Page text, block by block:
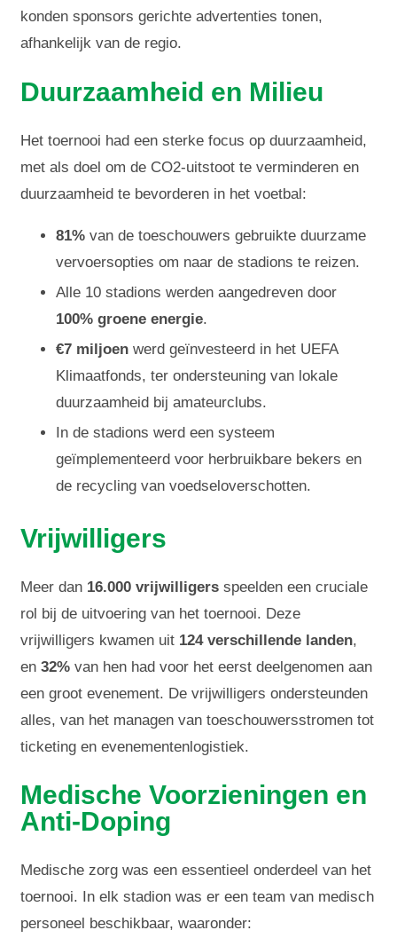
konden sponsors gerichte advertenties tonen,
afhankelijk van de regio.
Duurzaamheid en Milieu
Het toernooi had een sterke focus op duurzaamheid,
met als doel om de CO2-uitstoot te verminderen en
duurzaamheid te bevorderen in het voetbal:
81% van de toeschouwers gebruikte duurzame
vervoersopties om naar de stadions te reizen.
Alle 10 stadions werden aangedreven door
100% groene energie.
€7 miljoen werd geïnvesteerd in het UEFA
Klimaatfonds, ter ondersteuning van lokale
duurzaamheid bij amateurclubs.
In de stadions werd een systeem
geïmplementeerd voor herbruikbare bekers en
de recycling van voedseloverschotten.
Vrijwilligers
Meer dan 16.000 vrijwilligers speelden een cruciale
rol bij de uitvoering van het toernooi. Deze
vrijwilligers kwamen uit 124 verschillende landen,
en32% van hen had voor het eerst deelgenomen aan
een groot evenement. De vrijwilligers ondersteunden
alles, van het managen van toeschouwersstromen tot
ticketing en evenementenlogistiek.
Medische Voorzieningen en
Anti-Doping
Medische zorg was een essentieel onderdeel van het
toernooi. In elk stadion was er een team van medisch
personeel beschikbaar, waaronder: